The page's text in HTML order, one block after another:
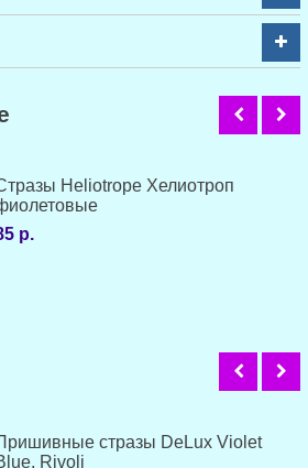
Heliotrope Хелиотроп
р.
стразы DeLux Violet
Rivoli